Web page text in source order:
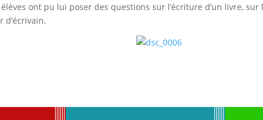
ont pu lui poser des questions sur l’écriture d’un livre,
d’écrivain.